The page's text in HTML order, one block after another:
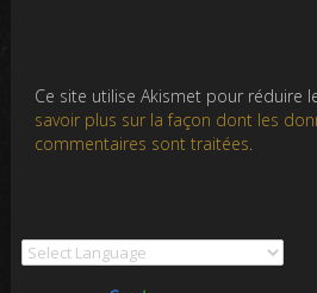
Ce site utilise Akismet pour réduire
savoir plus sur la façon dont les
commentaires sont traitées.